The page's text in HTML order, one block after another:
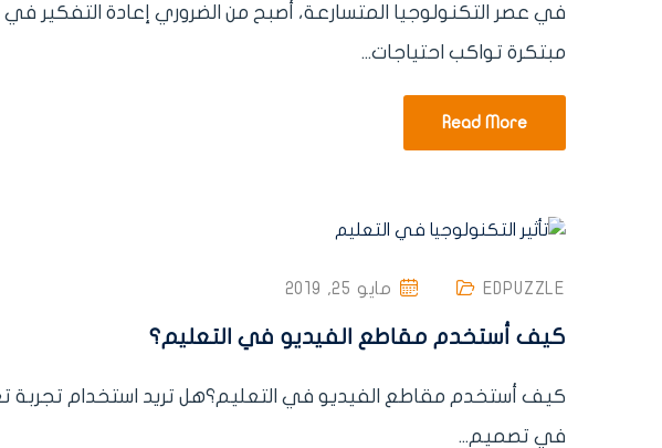
في عصر التكنولوجيا المتسارعة، أصبح من الضروري إعادة التفكير في
مبتكرة تواكب احتياجات...
Read More
EDPUZZLE مايو 25, 2019
كيف أستخدم مقاطع الفيديو في التعليم؟
كيف أستخدم مقاطع الفيديو في التعليم؟هل تريد استخدام
في تصميم...